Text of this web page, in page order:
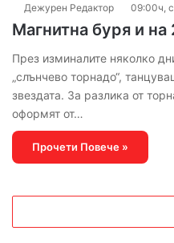
Дежурен Редактор 09:00ч,
Магнитна буря и на
През изминалите няколко
„слънчево торнадо“,
звездата. За разлика от
оформят от…
Прочети Повече »